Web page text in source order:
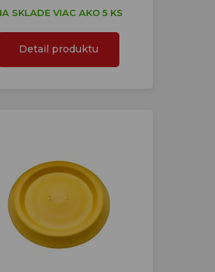
SKLADE VIAC AKO 5 KS
Detail produktu